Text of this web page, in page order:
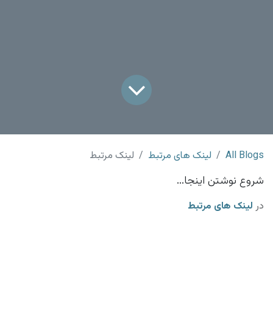
All Blogs لینک های مرتبط لینک مرتبط
شروع نوشتن اینجا...
در لینک های مرتبط